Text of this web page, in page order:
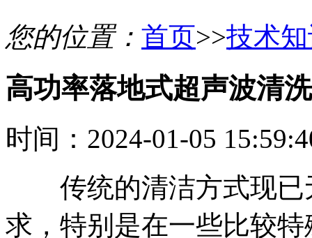
您的位置： 首页>>技术
高功率落地式超声波清
时间：2024-01-05
传统的清洁方式现已
求，特别是在一些比较